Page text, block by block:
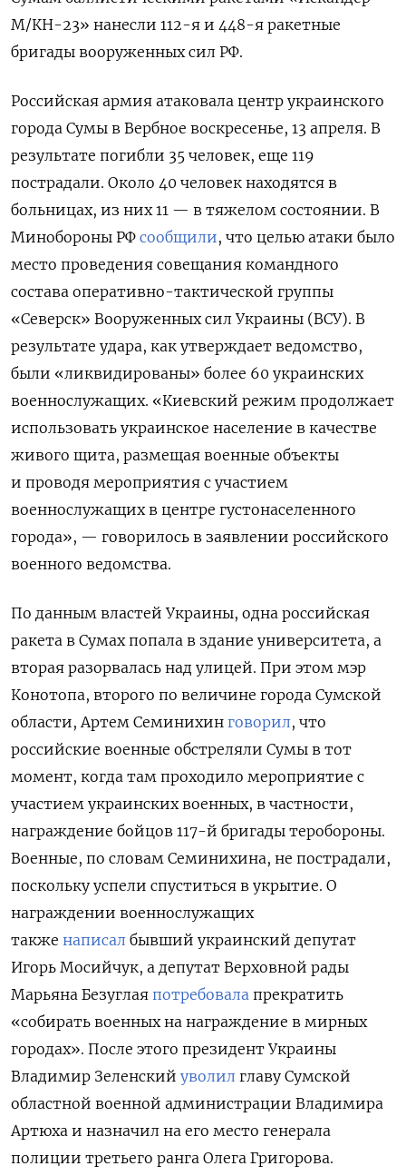
М/КН-23» нанесли 112-я и 448-я ракетные
бригады вооруженных сил РФ.
Российская армия атаковала центр украинского
города Сумы в Вербное воскресенье, 13 апреля. В
результате погибли 35 человек, еще 119
пострадали. Около 40 человек находятся в
больницах, из них 11 — в тяжелом состоянии. В
Минобороны РФ сообщили, что целью атаки было
место проведения совещания командного
состава оперативно-тактической группы
«Северск» Вооруженных сил Украины (ВСУ). В
результате удара, как утверждает ведомство,
были «ликвидированы» более 60 украинских
военнослужащих. «Киевский режим продолжает
использовать украинское население в качестве
живого щита, размещая военные объекты
и проводя мероприятия с участием
военнослужащих в центре густонаселенного
города», — говорилось в заявлении российского
военного ведомства.
По данным властей Украины, одна российская
ракета в Сумах попала в здание университета, а
вторая разорвалась над улицей. При этом мэр
Конотопа, второго по величине города Сумской
области, Артем Семинихин говорил, что
российские военные обстреляли Сумы в тот
момент, когда там проходило мероприятие с
участием украинских военных, в частности,
награждение бойцов 117-й бригады теробороны.
Военные, по словам Семинихина, не пострадали,
поскольку успели спуститься в укрытие. О
награждении военнослужащих
также написал бывший украинский депутат
Игорь Мосийчук, а депутат Верховной рады
Марьяна Безуглая потребовала прекратить
«собирать военных на награждение в мирных
городах». После этого президент Украины
Владимир Зеленский уволил главу Сумской
областной военной администрации Владимира
Артюха и назначил на его место генерала
полиции третьего ранга Олега Григорова.